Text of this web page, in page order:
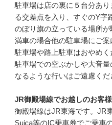
駐車場は店の裏に５台分あ
る交差点を入り、すぐのY字
のぼり旗の立っている場所が
満車の場合他の駐車場にご
駐車場や路上駐車はおやめく
駐車場での空ぶかしや大音
なるような行いはご遠慮くだ
JR御殿場線でお越しのお客様
御殿場線はJR東海です。JR
Suica等のIC乗車券でご乗車